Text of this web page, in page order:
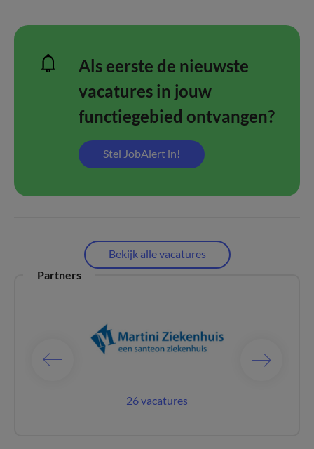
Als eerste de nieuwste
vacatures in jouw
functiegebied ontvangen?
Stel JobAlert in!
Bekijk alle vacatures
Partners
26 vacatures